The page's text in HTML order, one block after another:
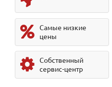
Самые низкие
цены
Собственный
сервис-центр